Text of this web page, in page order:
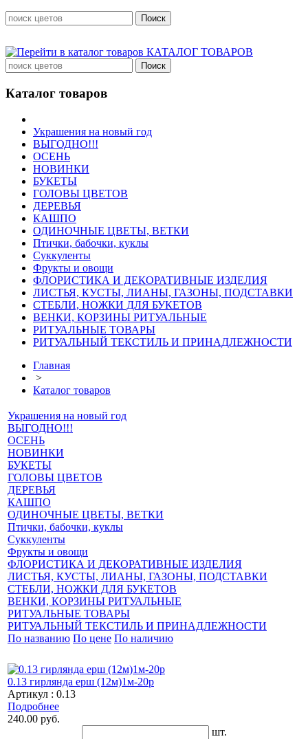
КАТАЛОГ ТОВАРОВ
Каталог товаров
Украшения на новый год
ВЫГОДНО!!!
ОСЕНЬ
НОВИНКИ
БУКЕТЫ
ГОЛОВЫ ЦВЕТОВ
ДЕРЕВЬЯ
КАШПО
ОДИНОЧНЫЕ ЦВЕТЫ, ВЕТКИ
Птички, бабочки, куклы
Суккуленты
Фрукты и овощи
ФЛОРИСТИКА И ДЕКОРАТИВНЫЕ ИЗДЕЛИЯ
ЛИСТЬЯ, КУСТЫ, ЛИАНЫ, ГАЗОНЫ, ПОДСТАВКИ
СТЕБЛИ, НОЖКИ ДЛЯ БУКЕТОВ
ВЕНКИ, КОРЗИНЫ РИТУАЛЬНЫЕ
РИТУАЛЬНЫЕ ТОВАРЫ
РИТУАЛЬНЫЙ ТЕКСТИЛЬ И ПРИНАДЛЕЖНОСТИ
Главная
>
Каталог товаров
Украшения на новый год
ВЫГОДНО!!!
ОСЕНЬ
НОВИНКИ
БУКЕТЫ
ГОЛОВЫ ЦВЕТОВ
ДЕРЕВЬЯ
КАШПО
ОДИНОЧНЫЕ ЦВЕТЫ, ВЕТКИ
Птички, бабочки, куклы
Суккуленты
Фрукты и овощи
ФЛОРИСТИКА И ДЕКОРАТИВНЫЕ ИЗДЕЛИЯ
ЛИСТЬЯ, КУСТЫ, ЛИАНЫ, ГАЗОНЫ, ПОДСТАВКИ
СТЕБЛИ, НОЖКИ ДЛЯ БУКЕТОВ
ВЕНКИ, КОРЗИНЫ РИТУАЛЬНЫЕ
РИТУАЛЬНЫЕ ТОВАРЫ
РИТУАЛЬНЫЙ ТЕКСТИЛЬ И ПРИНАДЛЕЖНОСТИ
По названию По цене По наличию
0.13 гирлянда ерш (12м)1м-20р
Артикул : 0.13
Подробнее
240.00 руб.
шт.